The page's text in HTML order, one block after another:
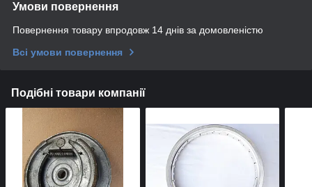
Умови повернення
Повернення товару впродовж 14 днів за домовленістю
Всі умови повернення
Подібні товари компанії